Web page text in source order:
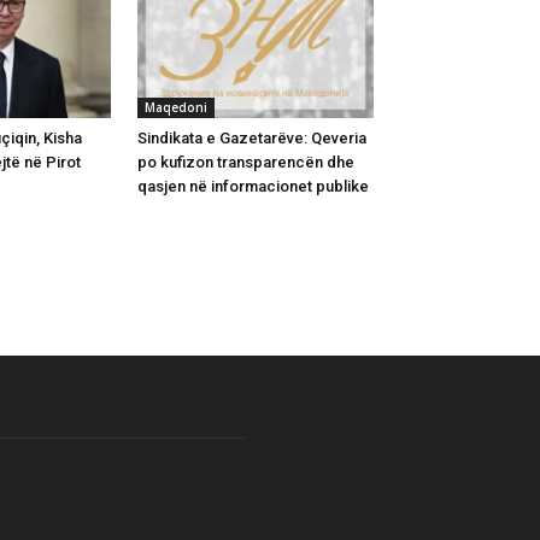
Kisha
në Pirot
Maqedoni
Sindikata e Gazetarëve: Qeveria
po kufizon transparencën dhe
qasjen në informacionet publike